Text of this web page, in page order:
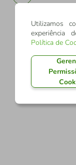
Utilizamos
experiência
Política de